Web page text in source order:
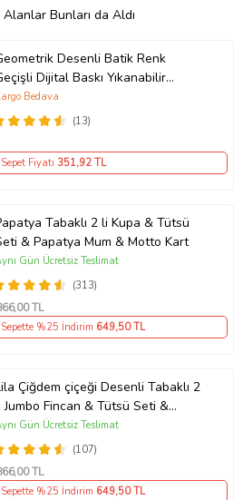
Bunları da Aldı
Desenli Batik Renk
Dijital Baskı Yıkanabilir
Taban Salon Halısı ve Yolluk
Renkli)
(13)
Bedava
Sepet Fiyatı 351,92 TL
Tabaklı 2 li Kupa & Tütsü
& Papatya Mum & Motto Kart
(313)
Gün Ücretsiz Teslimat
,00 TL
Sepette %25 İndirim 649,50 TL
Çiğdem çiçeği Desenli Tabaklı 2
Jumbo Fincan & Tütsü Seti &
Papatya Mum &
(107)
Gün Ücretsiz Teslimat
,00 TL
Sepette %25 İndirim 649,50 TL